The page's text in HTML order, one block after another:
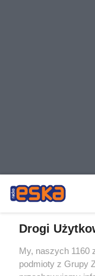
Żaden utwór
rozpowszechniany lub
Drogi
My, naszych 1160
podmioty z Grupy